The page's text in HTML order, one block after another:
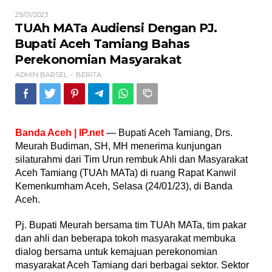
PJ.
Bupati
Aceh
Tamiang
Bahas
Perekonomian
Masyarakat
25/01/2023Oleh
BARSEL
TUAh MATa Audiensi Dengan PJ.
Bupati Aceh Tamiang Bahas
Perekonomian Masyarakat
ADMIN BARSEL - BERITA
Banda Aceh | IP.net — Bupati Aceh Tamiang, Drs.
Meurah Budiman, SH, MH menerima kunjungan
silaturahmi dari Tim Urun rembuk Ahli dan Masyarakat
Aceh Tamiang (TUAh MATa) di ruang Rapat Kanwil
Kemenkumham Aceh, Selasa (24/01/23), di Banda
Aceh.
Pj. Bupati Meurah bersama tim TUAh MATa, tim pakar
dan ahli dan beberapa tokoh masyarakat membuka
dialog bersama untuk kemajuan perekonomian
masyarakat Aceh Tamiang dari berbagai sektor. Sektor